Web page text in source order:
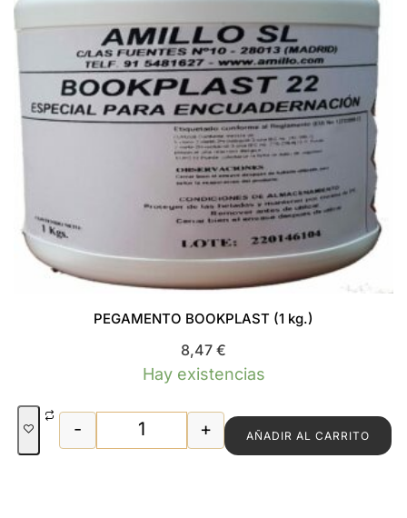
PEGAMENTO BOOKPLAST (1 kg.)
8,47 €
Hay existencias
PEGAMENTO BOOKPLAST (1 kg.)
- + AÑADIR AL CARRITO